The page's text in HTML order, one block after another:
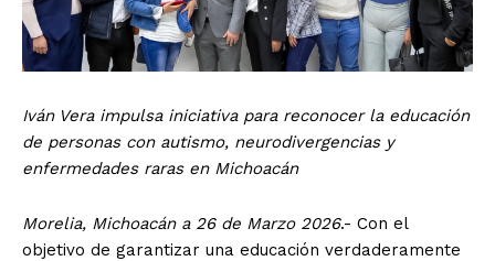
Iván Vera impulsa iniciativa para reconocer la educación
de personas con autismo, neurodivergencias y
enfermedades raras en Michoacán
Morelia, Michoacán a 26 de Marzo 2026.- Con el
objetivo de garantizar una educación verdaderamente